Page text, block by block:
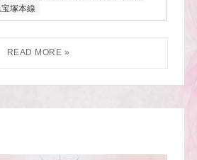
塚本線